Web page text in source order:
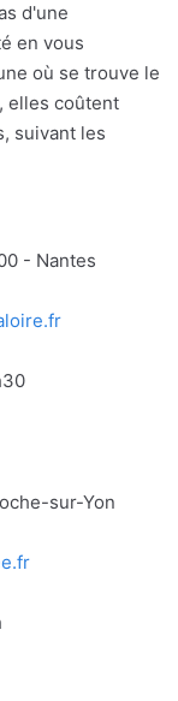
d'une
en vous
où se trouve le
elles coûtent
suivant les
- Nantes
sur-Yon